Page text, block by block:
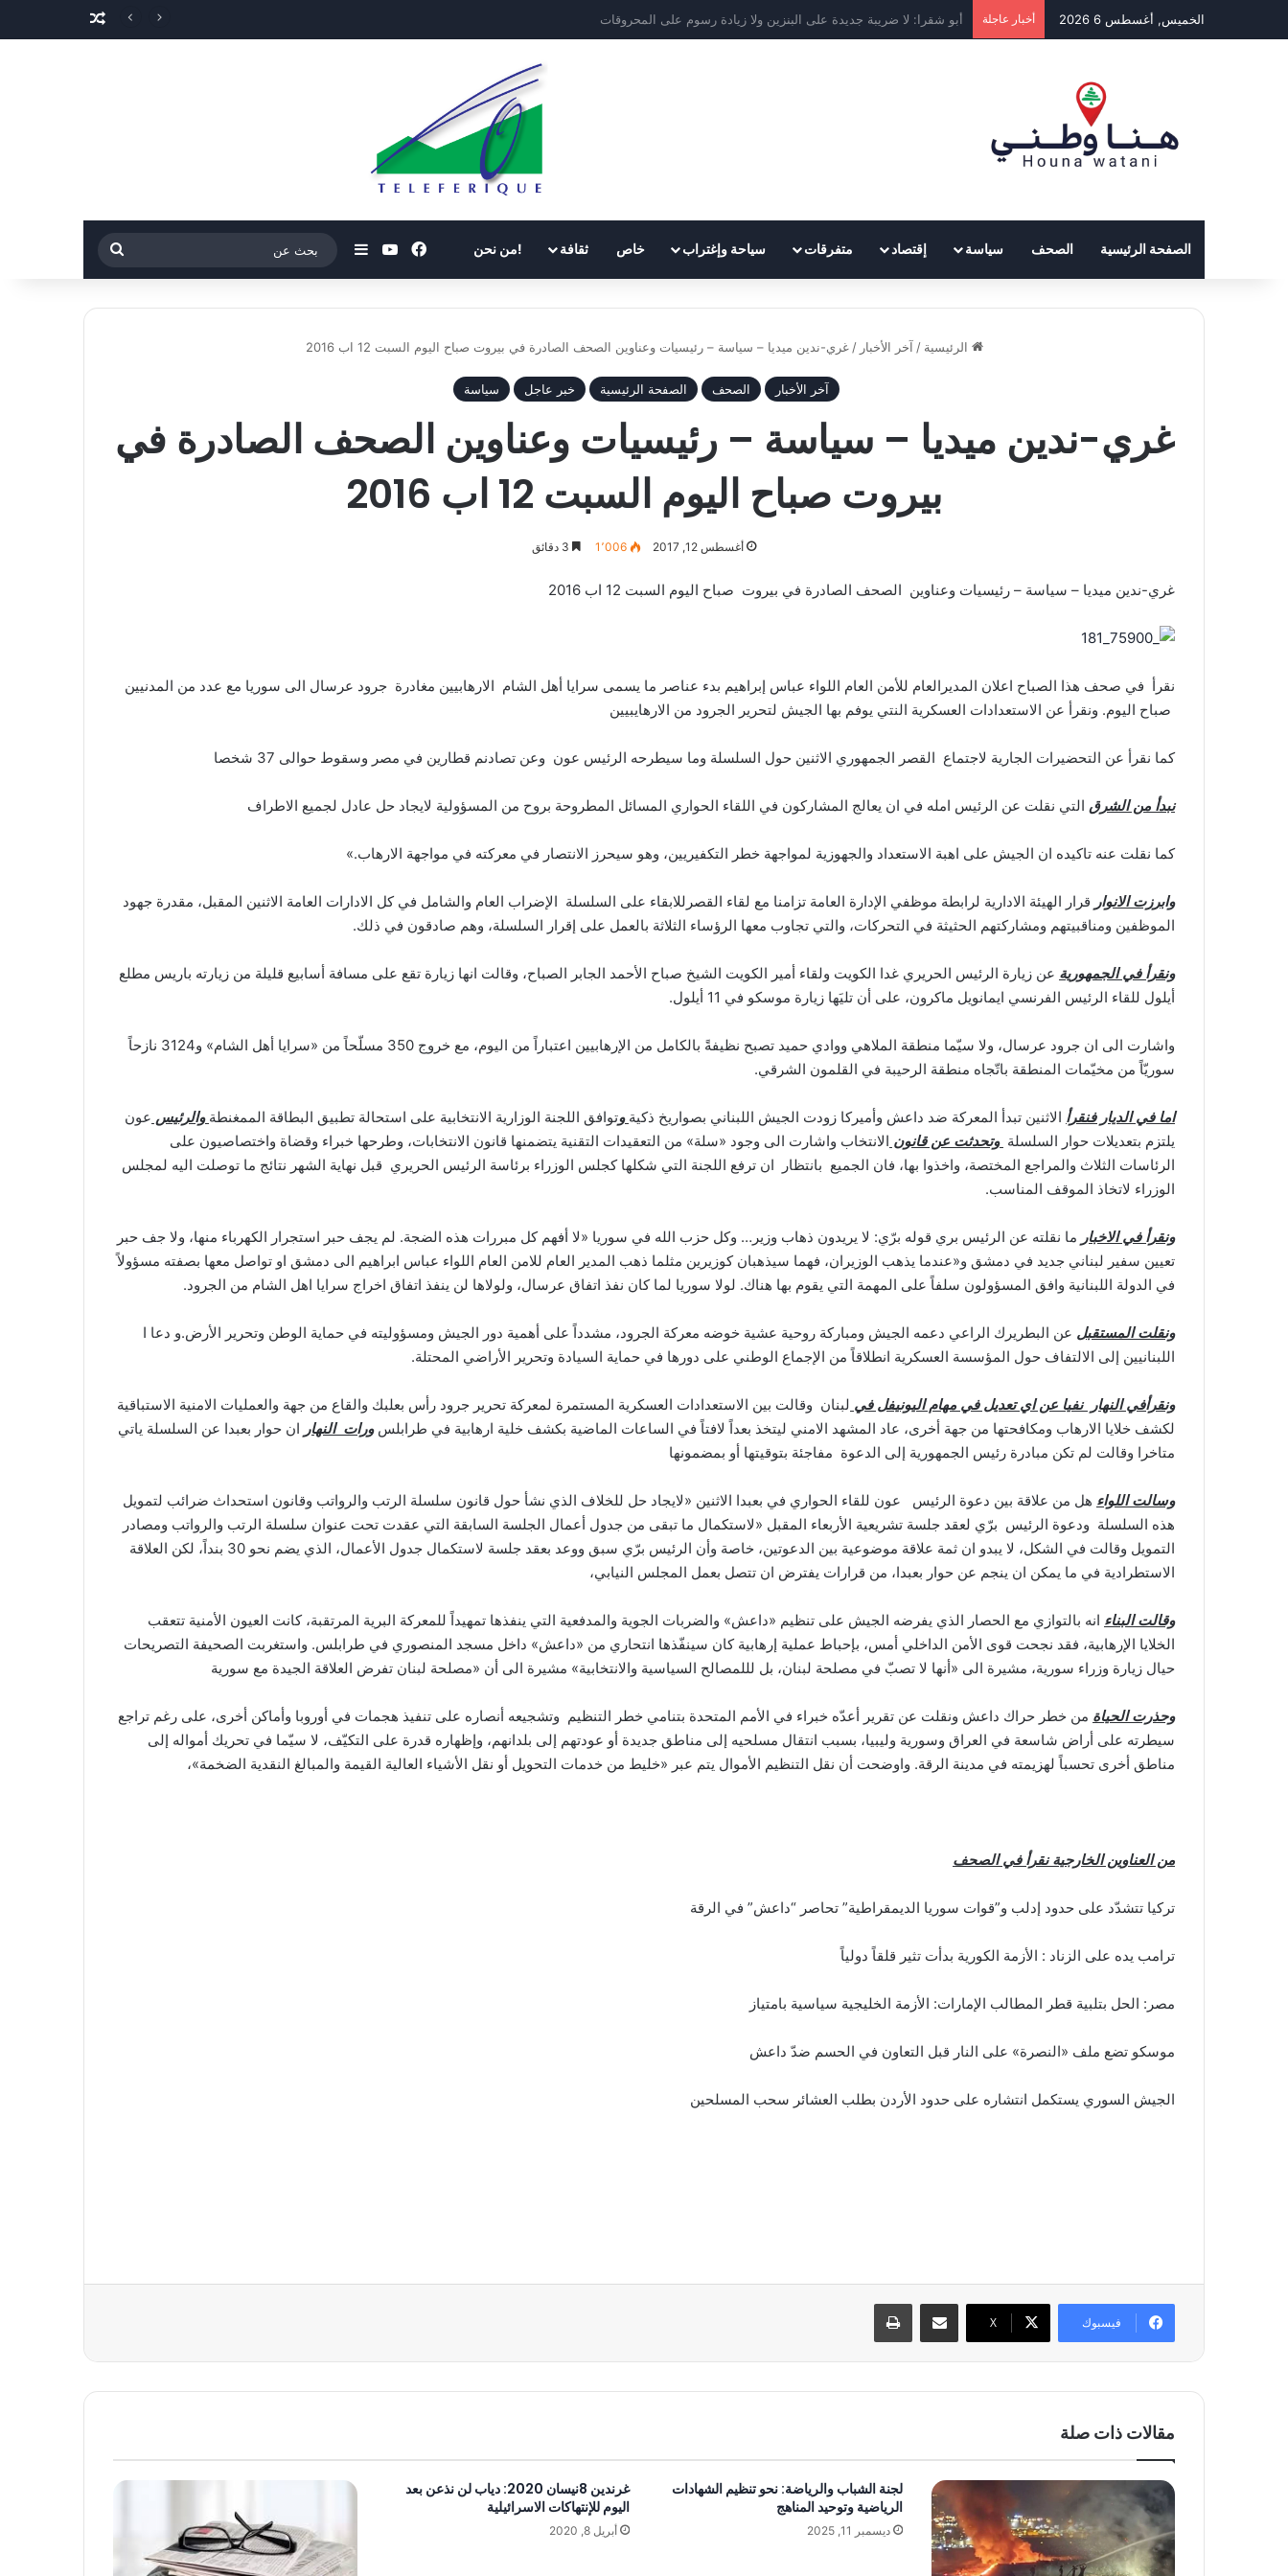
الخميس, أغسطس 6 2026 أخبار عاجلة ارتفاع مؤشر BLOM PMI في تموز إلى 50.7 نقطة مقال عشوائي
الصفحة الرئيسية الصحف سياسة إقتصاد متفرقات سياحة وإغتراب خاص ثقافة !من نحن فيسبوك‫YouTubeإضافة عمود جانبي
بحث
عن
الرئيسية / آخر الأخبار / غري-ندين ميديا – سياسة – رئيسيات وعناوين الصحف الصادرة في بيروت صباح اليوم السبت 12 اب 2016
آخر الأخبار الصحف الصفحة الرئيسية خبر عاجل سياسة
غري-ندين ميديا – سياسة – رئيسيات وعناوين الصحف الصادرة في
بيروت صباح اليوم السبت 12 اب 2016
أغسطس 12, 2017 1٬006
غري-ندين ميديا – سياسة – رئيسيات وعناوين الصحف الصادرة في بيروت صباح اليوم السبت 12 اب 2016
نقرأ في صحف هذا الصباح اعلان المديرالعام للأمن العام اللواء عباس إبراهيم بدء عناصر ما يسمى سرايا أهل الشام الارهابيين مغادرة جرود عرسال الى سوريا مع عدد من المدنيين
صباح اليوم. ونقرأ عن الاستعدادات العسكرية النتي يوفم بها الجيش لتحرير الجرود من الارهايبيين
كما نقرأ عن التحضيرات الجارية لاجتماع القصر الجمهوري الاثنين حول السلسلة وما سيطرحه الرئيس عون وعن تصادنم قطارين في مصر وسقوط حوالى 37 شخصا
نبدأ من الشرق التي نقلت عن الرئيس امله في ان يعالج المشاركون في اللقاء الحواري المسائل المطروحة بروح من المسؤولية لايجاد حل عادل لجميع الاطراف
كما نقلت عنه تاكيده ان الجيش على اهبة الاستعداد والجهوزية لمواجهة خطر التكفيريين، وهو سيحرز الانتصار في معركته في مواجهة الارهاب.»
وابرزت الانوار قرار الهيئة الادارية لرابطة موظفي الإدارة العامة تزامنا مع لقاء القصرللابقاء على السلسلة الإضراب العام والشامل في كل الادارات العامة الاثنين المقبل، مقدرة جهود
الموظفين ومناقبيتهم ومشاركتهم الحثيثة في التحركات، والتي تجاوب معها الرؤساء الثلاثة بالعمل على إقرار السلسلة، وهم صادقون في ذلك.
ونقرأ في الجمهورية عن زيارة الرئيس الحريري غدا الكويت ولقاء أمير الكويت الشيخ صباح الأحمد الجابر الصباح، وقالت انها زيارة تقع على مسافة أسابيع قليلة من زيارته باريس مطلع
أيلول للقاء الرئيس الفرنسي ايمانويل ماكرون، على أن تليَها زيارة موسكو في 11 أيلول.
واشارت الى ان جرود عرسال، ولا سيّما منطقة الملاهي ووادي حميد تصبح نظيفةً بالكامل من الإرهابيين اعتباراً من اليوم، مع خروج 350 مسلّحاً من «سرايا أهل الشام» و3124 نازحاً
سوريّاً من مخيّمات المنطقة باتّجاه منطقة الرحيبة في القلمون الشرقي.
اما في الديار فنقرأ الاثنين تبدأ المعركة ضد داعش وأميركا زودت الجيش اللبناني بصواريخ ذكية وتوافق اللجنة الوزارية الانتخابية على استحالة تطبيق البطاقة الممغنطة والرئيس عون
يلتزم بتعديلات حوار السلسلة وتحدثت عن قانون الانتخاب واشارت الى وجود «سلة» من التعقيدات التقنية يتضمنها قانون الانتخابات، وطرحها خبراء وقضاة واختصاصيون على
الرئاسات الثلاث والمراجع المختصة، واخذوا بها، فان الجميع بانتظار ان ترفع اللجنة التي شكلها كجلس الوزراء برئاسة الرئيس الحريري قبل نهاية الشهر نتائج ما توصلت اليه لمجلس
الوزراء لاتخاذ الموقف المناسب.
ونقرأ في الاخبار ما نقلته عن الرئيس بري قوله برّي: لا يريدون ذهاب وزير… وكل حزب الله في سوريا «لا أفهم كل مبررات هذه الضجة. لم يجف حبر استجرار الكهرباء منها، ولا جف حبر
تعيين سفير لبناني جديد في دمشق و«عندما يذهب الوزيران، فهما سيذهبان كوزيرين مثلما ذهب المدير العام للامن العام اللواء عباس ابراهيم الى دمشق او تواصل معها بصفته مسؤولاً
في الدولة اللبنانية وافق المسؤولون سلفاً على المهمة التي يقوم بها هناك. لولا سوريا لما كان نفذ اتفاق عرسال، ولولاها لن ينفذ اتفاق اخراج سرايا اهل الشام من الجرود.
ونقلت المستقبل عن البطريرك الراعي دعمه الجيش ومباركة روحية عشية خوضه معركة الجرود، مشدداً على أهمية دور الجيش ومسؤوليته في حماية الوطن وتحرير الأرض.و دعا ا
اللبنانيين إلى الالتفاف حول المؤسسة العسكرية انطلاقاً من الإجماع الوطني على دورها في حماية السيادة وتحرير الأراضي المحتلة.
ونقرأفي النهار نفيا عن اي تعديل في مهام اليونيفل في لبنان وقالت بين الاستعدادات العسكرية المستمرة لمعركة تحرير جرود رأس بعلبك والقاع من جهة والعمليات الامنية الاستباقية
لكشف خلايا الارهاب ومكافحتها من جهة أخرى، عاد المشهد الامني ليتخذ بعداً لافتاً في الساعات الماضية بكشف خلية ارهابية في طرابلسورات النهار ان حوار بعبدا عن السلسلة ياتي
متاخرا وقالت لم تكن مبادرة رئيس الجمهورية إلى الدعوة مفاجئة بتوقيتها أو بمضمونها
وسالت اللواء هل من علاقة بين دعوة الرئيس عون للقاء الحواري في بعبدا الاثنين «لايجاد حل للخلاف الذي نشأ حول قانون سلسلة الرتب والرواتب وقانون استحداث ضرائب لتمويل
هذه السلسلة ودعوة الرئيس برّي لعقد جلسة تشريعية الأربعاء المقبل «لاستكمال ما تبقى من جدول أعمال الجلسة السابقة التي عقدت تحت عنوان سلسلة الرتب والرواتب ومصادر
التمويل وقالت في الشكل، لا يبدو ان ثمة علاقة موضوعية بين الدعوتين، خاصة وأن الرئيس برّي سبق ووعد بعقد جلسة لاستكمال جدول الأعمال، الذي يضم نحو 30 بنداً، لكن العلاقة
الاستطرادية في ما يمكن ان ينجم عن حوار بعبدا، من قرارات يفترض ان تتصل بعمل المجلس النيابي،
وقالت البناء انه بالتوازي مع الحصار الذي يفرضه الجيش على تنظيم «داعش» والضربات الجوية والمدفعية التي ينفذها تمهيداً للمعركة البرية المرتقبة، كانت العيون الأمنية تتعقب
الخلايا الإرهابية، فقد نجحت قوى الأمن الداخلي أمس، بإحباط عملية إرهابية كان سينفّذها انتحاري من «داعش» داخل مسجد المنصوري في طرابلس. واستغربت الصحيفة التصريحات
حيال زيارة وزراء سورية، مشيرة الى «أنها لا تصبّ في مصلحة لبنان، بل لللمصالح السياسية والانتخابية» مشيرة الى أن «مصلحة لبنان تفرض العلاقة الجيدة مع سورية
وحذرت الحياة من خطر حراك داعش ونقلت عن تقرير أعدّه خبراء في الأمم المتحدة بتنامي خطر التنظيم وتشجيعه أنصاره على تنفيذ هجمات في أوروبا وأماكن أخرى، على رغم تراجع
سيطرته على أراض شاسعة في العراق وسورية وليبيا، بسبب انتقال مسلحيه إلى مناطق جديدة أو عودتهم إلى بلدانهم، وإظهاره قدرة على التكيّف، لا سيّما في تحريك أمواله إلى
مناطق أخرى تحسباً لهزيمته في مدينة الرقة. واوضحت أن نقل التنظيم الأموال يتم عبر «خليط من خدمات التحويل أو نقل الأشياء العالية القيمة والمبالغ النقدية الضخمة»،
من العناوين الخارجية نقرأ في الصحف
تركيا تتشدّد على حدود إدلب و”قوات سوريا الديمقراطية” تحاصر “داعش” في الرقة
ترامب يده على الزناد : الأزمة الكورية بدأت تثير قلقاً دولياً
مصر: الحل بتلبية قطر المطالب الإمارات: الأزمة الخليجية سياسية بامتياز
موسكو تضع ملف «النصرة» على النار قبل التعاون في الحسم ضدّ داعش
الجيش السوري يستكمل انتشاره على حدود الأردن بطلب العشائر سحب المسلحين
فيسبوك ‫X
مشاركة عبر البريد طباعة
مقالات ذات صلة
لجنة الشباب والرياضة: نحو تنظيم الشهادات
الرياضية وتوحيد المناهج
ديسمبر 11, 2025
غرندين 8نيسان 2020: دياب لن نذعن بعد
اليوم للإنتهاكات الاسرائيلية
أبريل 8, 2020